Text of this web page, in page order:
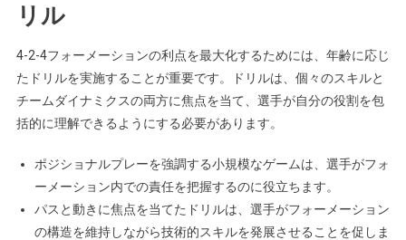
リル
4-2-4フォーメーションの利点を最大化するためには、年齢に応じ
たドリルを実施することが重要です。ドリルは、個々のスキルと
チームダイナミクスの両方に焦点を当て、選手が自分の役割を包
括的に理解できるようにする必要があります。
ポジショナルプレーを強調する小規模なゲームは、選手がフォ
ーメーション内での責任を把握するのに役立ちます。
パスと動きに焦点を当てたドリルは、選手がフォーメーション
の構造を維持しながら技術的スキルを発展させることを促しま